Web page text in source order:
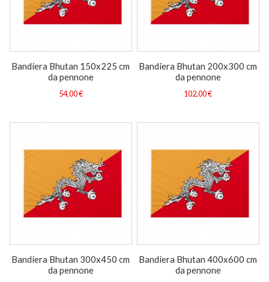
Bandiera Bhutan 150x225 cm
da pennone
54,00 €
Bandiera Bhutan 200x300 cm
da pennone
102,00 €
Bandiera Bhutan 300x450 cm
da pennone
Bandiera Bhutan 400x600 cm
da pennone